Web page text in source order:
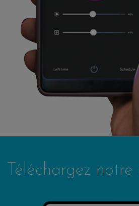
Téléchargez